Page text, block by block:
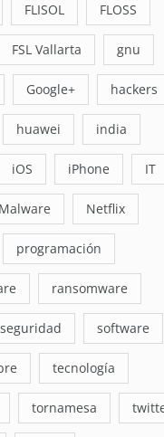
FLISOL FLOSS
FSL Vallarta gnu
Google+ hackers
huawei india
iOS iPhone IT
Malware Netflix
programación
ransomware
seguridad software
tecnología
tornamesa